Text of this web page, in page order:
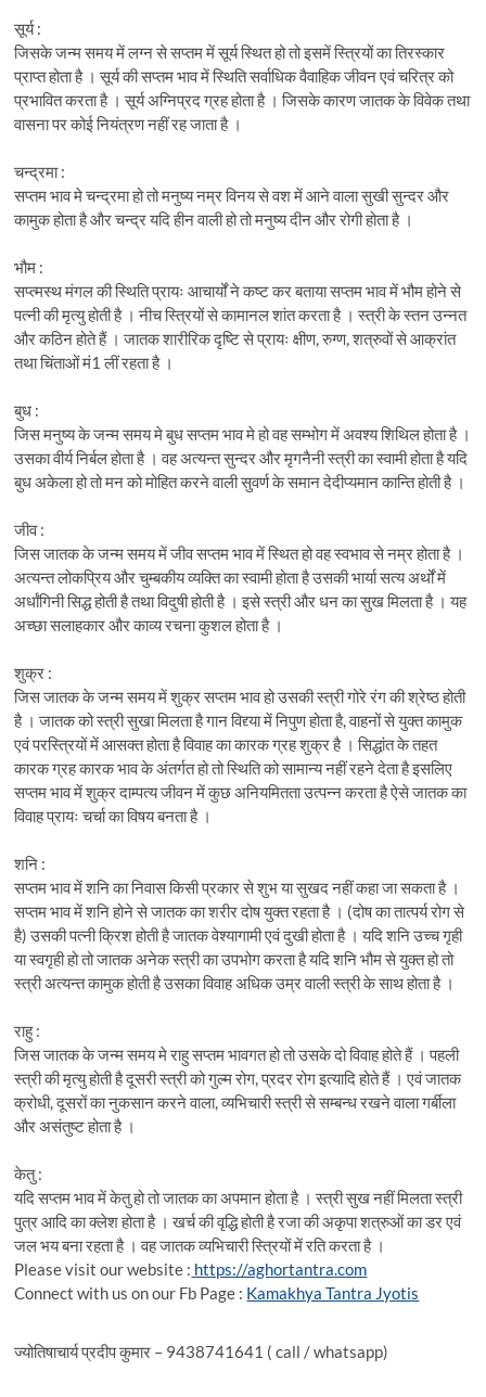
सूर्य :
जिसके जन्म समय में लग्न से सप्तम में सूर्य स्थित हो तो इसमें स्त्रियों का तिरस्कार
प्राप्त होता है । सूर्य की सप्तम भाव में स्थिति सर्वाधिक वैवाहिक जीवन एवं चरित्र को
प्रभावित करता है । सूर्य अग्निप्रद ग्रह होता है । जिसके कारण जातक के विवेक तथा
वासना पर कोई नियंत्रण नहीं रह जाता है ।
चन्द्रमा :
सप्तम भाव मे चन्द्रमा हो तो मनुष्य नम्र विनय से वश में आने वाला सुखी सुन्दर और
कामुक होता है और चन्द्र यदि हीन वाली हो तो मनुष्य दीन और रोगी होता है ।
भौम :
सप्त्मस्थ मंगल की स्थिति प्रायः आचार्यों ने कष्ट कर बताया सप्तम भाव में भौम होने से
पत्नी की मृत्यु होती है । नीच स्त्रियों से कामानल शांत करता है । स्त्री के स्तन उन्नत
और कठिन होते हैं । जातक शारीरिक दृष्टि से प्रायः क्षीण, रुग्ण, शत्रुवों से आक्रांत
तथा चिंताओं मं1 लीं रहता है ।
बुध :
जिस मनुष्य के जन्म समय मे बुध सप्तम भाव मे हो वह सम्भोग में अवश्य शिथिल होता है ।
उसका वीर्य निर्बल होता है । वह अत्यन्त सुन्दर और मृगनैनी स्त्री का स्वामी होता है यदि
बुध अकेला हो तो मन को मोहित करने वाली सुवर्ण के समान देदीप्यमान कान्ति होती है ।
जीव :
जिस जातक के जन्म समय में जीव सप्तम भाव में स्थित हो वह स्वभाव से नम्र होता है ।
अत्यन्त लोकप्रिय और चुम्बकीय व्यक्ति का स्वामी होता है उसकी भार्या सत्य अर्थों में
अर्धांगिनी सिद्ध होती है तथा विदुषी होती है । इसे स्त्री और धन का सुख मिलता है । यह
अच्छा सलाहकार और काव्य रचना कुशल होता है ।
शुक्र :
जिस जातक के जन्म समय में शुक्र सप्तम भाव हो उसकी स्त्री गोरे रंग की श्रेष्ठ होती
है । जातक को स्त्री सुखा मिलता है गान विद्द्या में निपुण होता है, वाहनों से युक्त कामुक
एवं परस्त्रियों में आसक्त होता है विवाह का कारक ग्रह शुक्र है । सिद्धांत के तहत
कारक ग्रह कारक भाव के अंतर्गत हो तो स्थिति को सामान्य नहीं रहने देता है इसलिए
सप्तम भाव में शुक्र दाम्पत्य जीवन में कुछ अनियमितता उत्पन्न करता है ऐसे जातक का
विवाह प्रायः चर्चा का विषय बनता है ।
शनि :
सप्तम भाव में शनि का निवास किसी प्रकार से शुभ या सुखद नहीं कहा जा सकता है ।
सप्तम भाव में शनि होने से जातक का शरीर दोष युक्त रहता है । (दोष का तात्पर्य रोग से
है) उसकी पत्नी क्रिश होती है जातक वेश्यागामी एवं दुखी होता है । यदि शनि उच्च गृही
या स्वगृही हो तो जातक अनेक स्त्री का उपभोग करता है यदि शनि भौम से युक्त हो तो
स्त्री अत्यन्त कामुक होती है उसका विवाह अधिक उम्र वाली स्त्री के साथ होता है ।
राहु :
जिस जातक के जन्म समय मे राहु सप्तम भावगत हो तो उसके दो विवाह होते हैं । पहली
स्त्री की मृत्यु होती है दूसरी स्त्री को गुल्म रोग, प्रदर रोग इत्यादि होते हैं । एवं जातक
क्रोधी, दूसरों का नुकसान करने वाला, व्यभिचारी स्त्री से सम्बन्ध रखने वाला गर्बीला
और असंतुष्ट होता है ।
केतु :
यदि सप्तम भाव में केतु हो तो जातक का अपमान होता है । स्त्री सुख नहीं मिलता स्त्री
पुत्र आदि का क्लेश होता है । खर्च की वृद्धि होती है रजा की अकृपा शत्रुओं का डर एवं
जल भय बना रहता है । वह जातक व्यभिचारी स्त्रियों में रति करता है ।
Please visit our website : https://aghortantra.com
Connect with us on our Fb Page : Kamakhya Tantra Jyotis
ज्योतिषाचार्य प्रदीप कुमार – 9438741641 ( call / whatsapp)